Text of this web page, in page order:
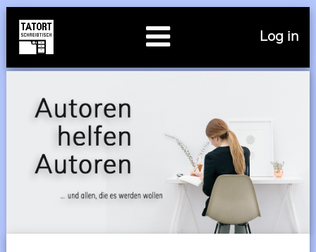
Log in